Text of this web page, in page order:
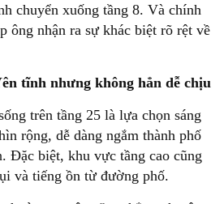
chuyển xuống tầng 8. Và chính
ông nhận ra sự khác biệt rõ rệt về
tĩnh nhưng không hẳn dễ chịu
trên tầng 25 là lựa chọn sáng
rộng, dễ dàng ngắm thành phố
Đặc biệt, khu vực tầng cao cũng
và tiếng ồn từ đường phố.